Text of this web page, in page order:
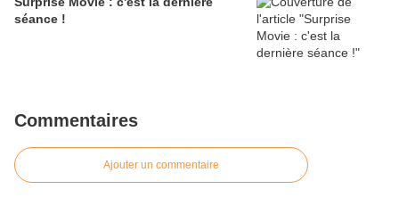
séance !
Commentaires
Ajouter un commentaire